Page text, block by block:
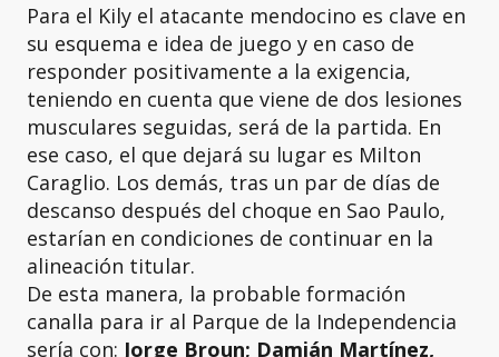
Para el Kily el atacante mendocino es clave en
su esquema e idea de juego y en caso de
responder positivamente a la exigencia,
teniendo en cuenta que viene de dos lesiones
musculares seguidas, será de la partida. En
ese caso, el que dejará su lugar es Milton
Caraglio. Los demás, tras un par de días de
descanso después del choque en Sao Paulo,
estarían en condiciones de continuar en la
alineación titular.
De esta manera, la probable formación
canalla para ir al Parque de la Independencia
sería con: Jorge Broun; Damián Martínez,